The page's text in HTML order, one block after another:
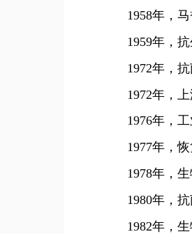
1958年，
1959年，
1972年，
1972年，
1976年，
1977年，
1978年，
1980年，
1982年，